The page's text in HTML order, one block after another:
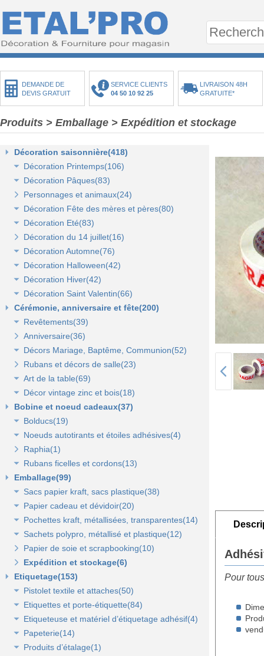
DEMANDE DE
DEVIS GRATUIT
SERVICE CLIENTS
04 50 10 92 25
LIVRAISON 48H
GRATUITE*
Produits > Emballage > Expédition et stockage
Décoration saisonnière(418)
Décoration Printemps(106)
Décoration vitrine de printemps(18)
Arbres et plantes printemps-été(20)
Bouquets fleurs et fruits(43)
Mini-maisons et jardins(19)
Pelouses mousses et végétaux(18)
Décoration Pâques(83)
Décoration vitrine de Pâques(14)
Décors de Pâques : les animaux(13)
Décors Pâques : Les Oeufs de Pâques(12)
Décor naturel et floral de Pâques(41)
Décoration de table de Pâques(15)
Personnages et animaux(24)
Décoration Fête des mères et pères(80)
Décor vitrine de fête des mères et pères(21)
Décors Fête des mères et pères(63)
Décoration Eté(83)
Décoration vitrine d'été(23)
Décors mer et plage(26)
Lanterne, lampion, déco de table et terrasse(37)
Eclairage électrique d'été(9)
Décoration du 14 juillet(16)
Décoration Automne(76)
Décoration vitrine d'automne(17)
Décors automne(62)
Décoration Halloween(42)
Décor vitrine d'halloween(8)
Décor halloween(36)
Décoration Hiver(42)
Décoration vitrine d'hiver(7)
Décors d'hiver(35)
Décoration Saint Valentin(66)
Décoration vitrine de Saint Valentin(15)
Décors Saint Valentin(56)
Cérémonie, anniversaire et fête(200)
Revêtements(39)
Non tissé(19)
Pelouses et revêtements nature(6)
Tissus(13)
Anniversaire(36)
Décors Mariage, Baptême, Communion(52)
Accessoires de cérémonie(14)
Sacs dragées, photophores et chandeliers(10)
Tulles et noeuds de mariage(16)
Rubans et décors de salle(23)
Art de la table(69)
Fleurs et déco de table(37)
Nappes et chemins de table(15)
Serviettes et vaisselle jetables(17)
Décor vintage zinc et bois(18)
Accessoires zinc, bois et métal(16)
Mobilier déco(4)
Bobine et noeud cadeaux(37)
Bolducs(19)
Bolducs 7 et 10 mm(7)
Rubans 19 et 25 mm(7)
Rubans 50 et 100 mm(5)
Noeuds autotirants et étoiles adhésives(4)
Noeuds autocollants et étoiles adhésives(3)
Raphia(1)
Rubans ficelles et cordons(13)
Ficelles et cordons(4)
Rubans tissu, jute et sisal(6)
Rubans tulle(3)
Emballage(99)
Sacs papier kraft, sacs plastique(38)
Sacs kraft poignées plates(7)
Sacs kraft poignées torsadées(5)
Sacs fêtes et fantaisie(5)
Sacs pour bouteille(10)
Sacs pelliculés(6)
Sacs plastique(4)
Sacs en petite quantité(4)
Papier cadeau et dévidoir(20)
Papier cadeaux fantaisie(3)
Papier cadeaux kraft(2)
Papiers fleuriste en polypropylène(3)
Papier cadeaux Noël - Papier métallisé(11)
Dévidoirs(1)
Pochettes kraft, métallisées, transparentes(14)
Pochettes kraft brun et couleurs(8)
Pochettes cadeaux métallisées(3)
Pochettes transparentes rabat adhésif(3)
Sachets polypro, métallisé et plastique(12)
Sachets confiserie polypro et métal(7)
Sachets plastique minigrip(5)
Papier de soie et scrapbooking(10)
Expédition et stockage(6)
Etiquetage(153)
Pistolet textile et attaches(50)
Pistolets textile, aiguilles et accessoires(12)
Attaches pour pistolets textile(17)
Pistolet Fasbanok et Pistolet V'Tool(14)
Liens manuels anti-vol et biodégradables(5)
Etiquettes et porte-étiquette(84)
Etiquettes textile perforées(0)
Etiquettes à fil(6)
Etiquettes de prix autocollantes(11)
Etiqueteuse et matériel d’étiquetage adhésif(4)
Etiquettes adhésives pour étiqueteuse(2)
Étiqueteuses et rouleaux encreurs(2)
Papeterie(14)
Agrafeuse et agrafes(1)
Produits d’étalage(1)
Pour